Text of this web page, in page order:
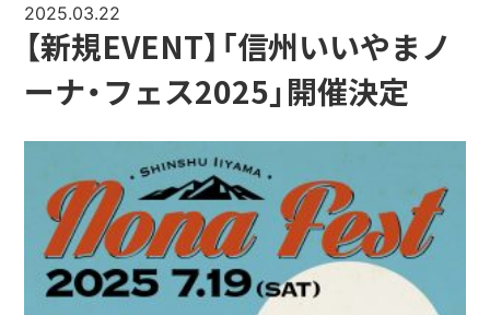
2025.03.22
【新規EVENT】「信州いいやまノ
ーナ・フェス2025」開催決定